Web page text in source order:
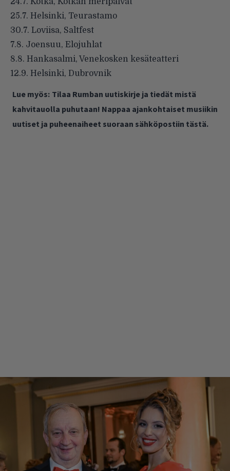
25.7. Helsinki, Teurastamo
30.7. Loviisa, Saltfest
7.8. Joensuu, Elojuhlat
8.8. Hankasalmi, Venekosken kesäteatteri
12.9. Helsinki, Dubrovnik
Lue myös: Tilaa Rumban uutiskirje ja tiedät mistä
kahvitauolla puhutaan! Nappaa ajankohtaiset musiikin
uutiset ja puheenaiheet suoraan sähköpostiin tästä.